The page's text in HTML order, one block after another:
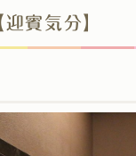
賓気分】